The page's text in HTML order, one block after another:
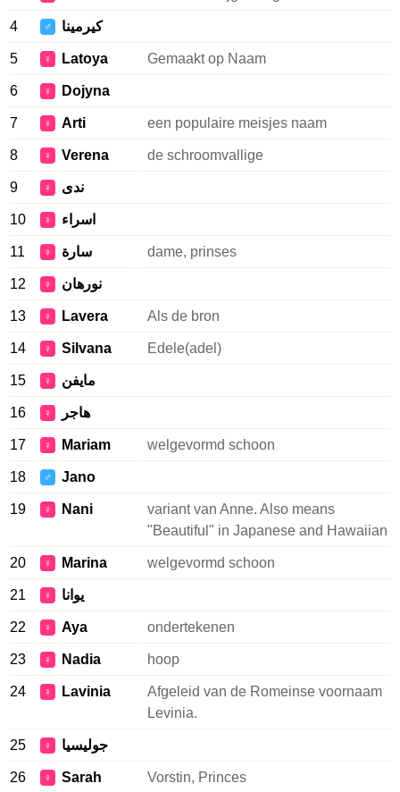
4 ♂ كيرمينا
5 ♀ Latoya Gemaakt op Naam
6 ♀ Dojyna
7 ♀ Arti een populaire meisjes naam
8 ♀ Verena de schroomvallige
9 ♀ ندى
10 ♀ اسراء
11 ♀ سارة dame, prinses
12 ♀ نورهان
13 ♀ Lavera Als de bron
14 ♀ Silvana Edele(adel)
15 ♀ مايفن
16 ♀ هاجر
17 ♀ Mariam welgevormd schoon
18 ♂ Jano
19 ♀ Nani
variant van Anne. Also means
"Beautiful" in Japanese and Hawaiian
20 ♀ Marina welgevormd schoon
21 ♀ يوانا
22 ♀ Aya ondertekenen
23 ♀ Nadia hoop
24 ♀ Lavinia
Afgeleid van de Romeinse voornaam
Levinia.
25 ♀ جوليسيا
26 ♀ Sarah Vorstin, Princes